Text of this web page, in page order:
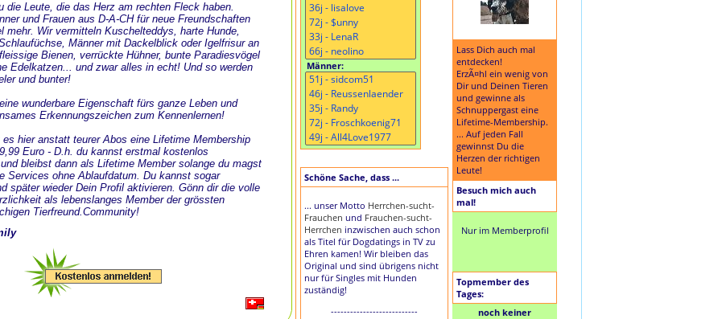
die Leute, die das Herz am rechten Fleck haben.
und Frauen aus D-A-CH für neue Freundschaften
mehr. Wir vermitteln Kuschelteddys, harte Hunde,
Männer mit Dackelblick oder Igelfrisur an
Bienen, verrückte Hühner, bunte Paradiesvögel
Edelkatzen... und zwar alles in echt! Und so werden
und bunter!
wunderbare Eigenschaft fürs ganze Leben und
Erkennungszeichen zum Kennenlernen!
es hier anstatt teurer Abos eine Lifetime Membership
Euro - D.h. du kannst erstmal kostenlos
bleibst dann als Lifetime Member solange du magst
Services ohne Ablaufdatum. Du kannst sogar
später wieder Dein Profil aktivieren. Gönn dir die volle
als lebenslanges Member der grössten
Tierfreund.Community!
Männer:
Schöne Sache, dass ...
... unser Motto Herrchen-sucht-
Frauchen und Frauchen-sucht-
Herrchen inzwischen auch schon
als Titel für Dogdatings in TV zu
Ehren kamen! Wir bleiben das
Original und sind übrigens nicht
nur für Singles mit Hunden
zuständig!
---------------------------
Lass Dich auch mal
entdecken!
ErzÃ¤hl ein wenig von
Dir und Deinen Tieren
und gewinne als
Schnuppergast eine
Lifetime-Membership.
... Auf jeden Fall
gewinnst Du die
Herzen der richtigen
Leute!
Besuch mich auch
mal!
Nur im Memberprofil
Topmember des
Tages:
noch keiner